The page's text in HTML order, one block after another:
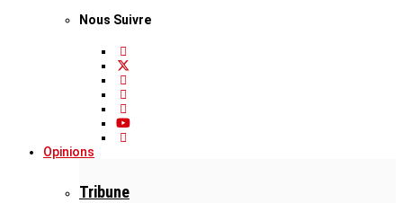
Nous Suivre
Opinions
Tribune